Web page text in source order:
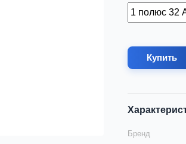
Купить
Бренд